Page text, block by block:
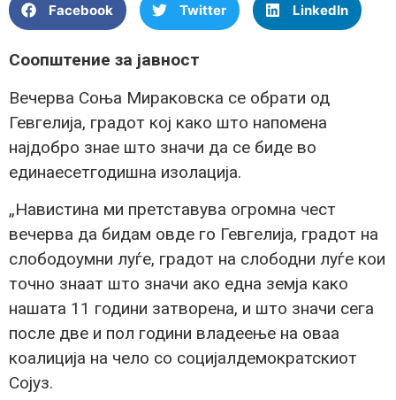
Facebook Twitter LinkedIn
Соопштение за јавност
Вечерва Соња Мираковска се обрати од
Гевгелија, градот кој како што напомена
најдобро знае што значи да се биде во
единаесетгодишна изолација.
„Навистина ми претставува огромна чест
вечерва да бидам овде го Гевгелија, градот на
слободоумни луѓе, градот на слободни луѓе кои
точно знаат што значи ако една земја како
нашата 11 години затворена, и што значи сега
после две и пол години владеење на оваа
коалиција на чело со социјалдемократскиот
Сојуз.